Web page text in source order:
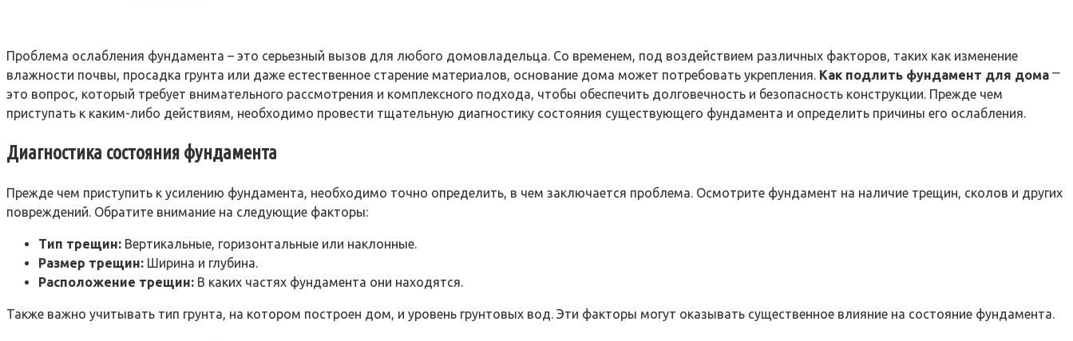
Проблема ослабления фундамента – это серьезный вызов для любого домовладельца. Со временем, под воздействием различных факторов, таких как изменение
влажности почвы, просадка грунта или даже естественное старение материалов, основание дома может потребовать укрепления. Как подлить фундамент для дома ⎻
это вопрос, который требует внимательного рассмотрения и комплексного подхода, чтобы обеспечить долговечность и безопасность конструкции. Прежде чем
приступать к каким-либо действиям, необходимо провести тщательную диагностику состояния существующего фундамента и определить причины его ослабления.
Диагностика состояния фундамента
Прежде чем приступить к усилению фундамента, необходимо точно определить, в чем заключается проблема. Осмотрите фундамент на наличие трещин, сколов и других
повреждений. Обратите внимание на следующие факторы:
Тип трещин: Вертикальные, горизонтальные или наклонные.
Размер трещин: Ширина и глубина.
Расположение трещин: В каких частях фундамента они находятся.
Также важно учитывать тип грунта, на котором построен дом, и уровень грунтовых вод. Эти факторы могут оказывать существенное влияние на состояние фундамента.